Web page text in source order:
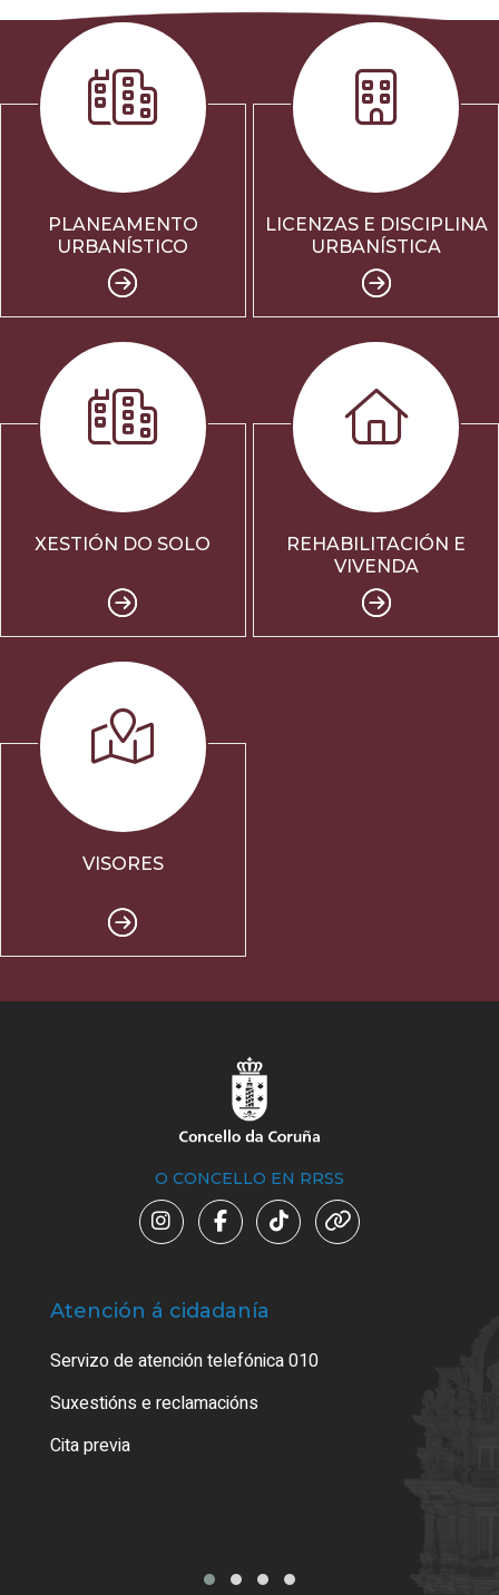
PLANEAMENTO
URBANÍSTICO
LICENZAS E DISCIPLINA
URBANÍSTICA
XESTIÓN DO SOLO
REHABILITACIÓN E
VIVENDA
VISORES
O CONCELLO EN RRSS
Atención á cidadanía
Servizo de atención telefónica 010
Suxestións e reclamacións
Cita previa